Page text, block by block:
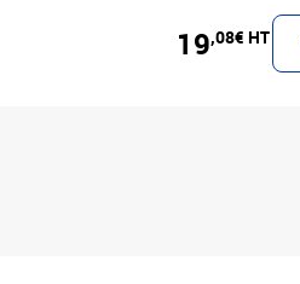
19,08€ HT